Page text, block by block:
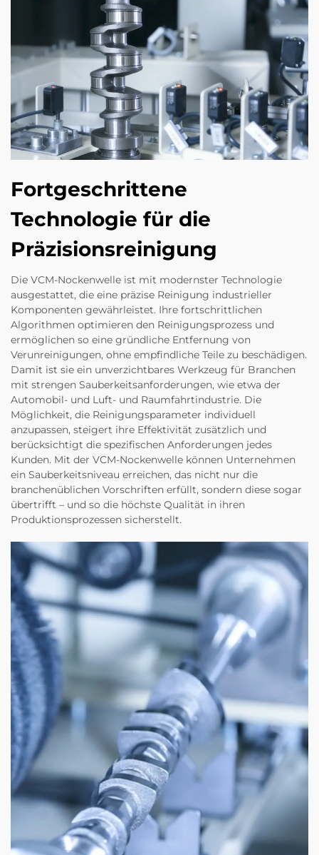
Fortgeschrittene
Technologie für die
Präzisionsreinigung
Die VCM-Nockenwelle ist mit modernster Technologie
ausgestattet, die eine präzise Reinigung industrieller
Komponenten gewährleistet. Ihre fortschrittlichen
Algorithmen optimieren den Reinigungsprozess und
ermöglichen so eine gründliche Entfernung von
Verunreinigungen, ohne empfindliche Teile zu beschädigen.
Damit ist sie ein unverzichtbares Werkzeug für Branchen
mit strengen Sauberkeitsanforderungen, wie etwa der
Automobil- und Luft- und Raumfahrtindustrie. Die
Möglichkeit, die Reinigungsparameter individuell
anzupassen, steigert ihre Effektivität zusätzlich und
berücksichtigt die spezifischen Anforderungen jedes
Kunden. Mit der VCM-Nockenwelle können Unternehmen
ein Sauberkeitsniveau erreichen, das nicht nur die
branchenüblichen Vorschriften erfüllt, sondern diese sogar
übertrifft – und so die höchste Qualität in ihren
Produktionsprozessen sicherstellt.